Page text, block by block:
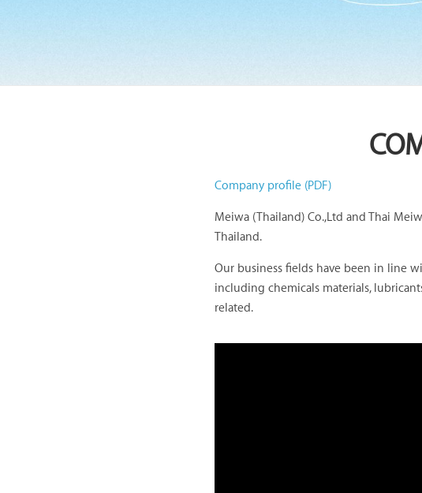
Company profile (PDF)
Meiwa (Thailand) Co.,Ltd and Thai
Thailand.
Our business fields have been in line
including chemicals materials,
related.